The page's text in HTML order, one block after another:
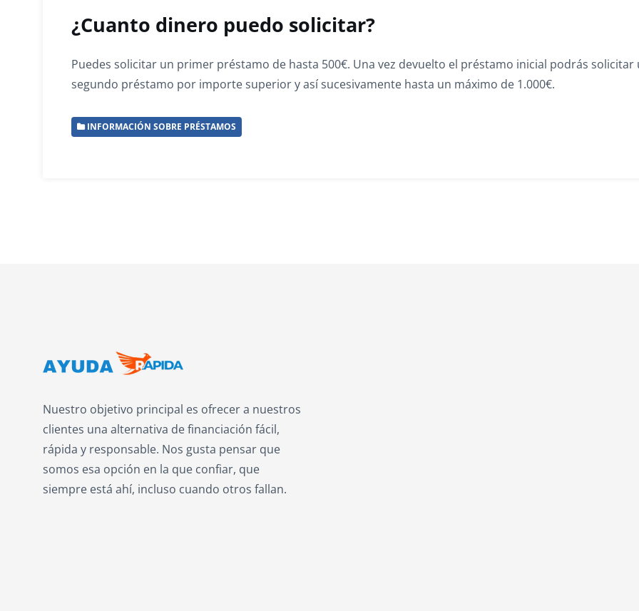
¿Cuanto dinero puedo solicitar?
Puedes solicitar un primer préstamo de hasta 500€. Una vez devuelto el préstamo inicial podrás solicitar
segundo préstamo por importe superior y así sucesivamente hasta un máximo de 1.000€.
INFORMACIÓN SOBRE PRÉSTAMOS
Nuestro objetivo principal es ofrecer a nuestros
clientes una alternativa de financiación fácil,
rápida y responsable. Nos gusta pensar que
somos esa opción en la que confiar, que
siempre está ahí, incluso cuando otros fallan.